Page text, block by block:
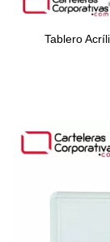
Tablero